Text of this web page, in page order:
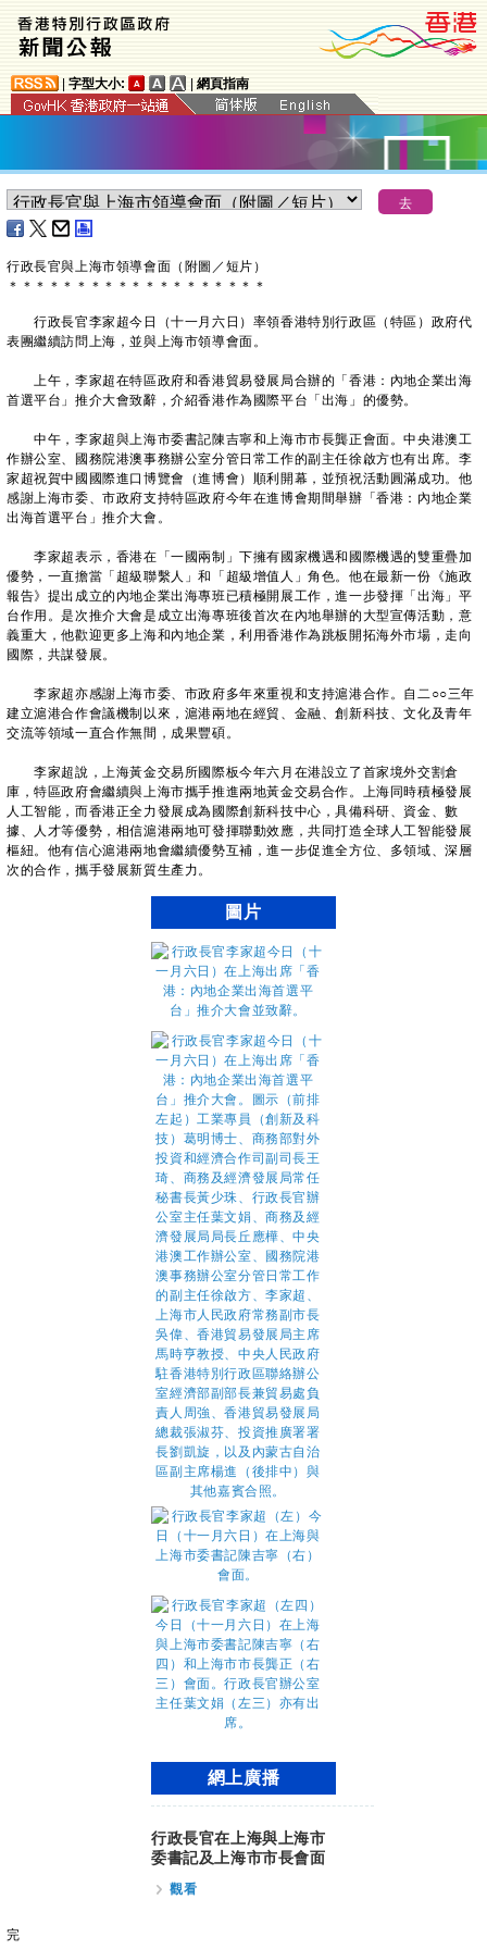
字型大小: 網頁指南
行政長官與上海市領導會面（附圖／短片）
＊ ＊ ＊ ＊ ＊ ＊ ＊ ＊ ＊ ＊ ＊ ＊ ＊ ＊ ＊ ＊ ＊ ＊ ＊
​行政長官李家超今日（十一月六日）率領香港特別行政區（特區）政府代
表團繼續訪問上海，並與上海市領導會面。
上午，李家超在特區政府和香港貿易發展局合辦的「香港：內地企業出海
首選平台」推介大會致辭，介紹香港作為國際平台「出海」的優勢。
中午，李家超與上海市委書記陳吉寧和上海市市長龔正會面。中央港澳工
作辦公室、國務院港澳事務辦公室分管日常工作的副主任徐啟方也有出席。李
家超祝賀中國國際進口博覽會（進博會）順利開幕，並預祝活動圓滿成功。他
感謝上海市委、市政府支持特區政府今年在進博會期間舉辦「香港：內地企業
出海首選平台」推介大會。
李家超表示，香港在「一國兩制」下擁有國家機遇和國際機遇的雙重疊加
優勢，一直擔當「超級聯繫人」和「超級增值人」角色。他在最新一份《施政
報告》提出成立的內地企業出海專班已積極開展工作，進一步發揮「出海」平
台作用。是次推介大會是成立出海專班後首次在內地舉辦的大型宣傳活動，意
義重大，他歡迎更多上海和內地企業，利用香港作為跳板開拓海外市場，走向
國際，共謀發展。
李家超亦感謝上海市委、市政府多年來重視和支持滬港合作。自二○○三年
建立滬港合作會議機制以來，滬港兩地在經貿、金融、創新科技、文化及青年
交流等領域一直合作無間，成果豐碩。
李家超說，上海黃金交易所國際板今年六月在港設立了首家境外交割倉
庫，特區政府會繼續與上海市攜手推進兩地黃金交易合作。上海同時積極發展
人工智能，而香港正全力發展成為國際創新科技中心，具備科研、資金、數
據、人才等優勢，相信滬港兩地可發揮聯動效應，共同打造全球人工智能發展
樞紐。他有信心滬港兩地會繼續優勢互補，進一步促進全方位、多領域、深層
次的合作，攜手發展新質生產力。
圖片
網上廣播
行政長官在上海與上海市
委書記及上海市市長會面
觀看
完